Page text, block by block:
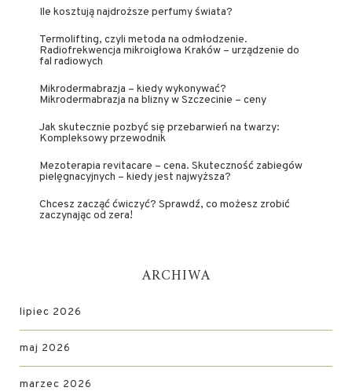
Ile kosztują najdroższe perfumy świata?
Termolifting, czyli metoda na odmłodzenie.
Radiofrekwencja mikroigłowa Kraków – urządzenie do
fal radiowych
Mikrodermabrazja – kiedy wykonywać?
Mikrodermabrazja na blizny w Szczecinie – ceny
Jak skutecznie pozbyć się przebarwień na twarzy:
Kompleksowy przewodnik
Mezoterapia revitacare – cena. Skuteczność zabiegów
pielęgnacyjnych – kiedy jest najwyższa?
Chcesz zacząć ćwiczyć? Sprawdź, co możesz zrobić
zaczynając od zera!
ARCHIWA
lipiec 2026
maj 2026
marzec 2026